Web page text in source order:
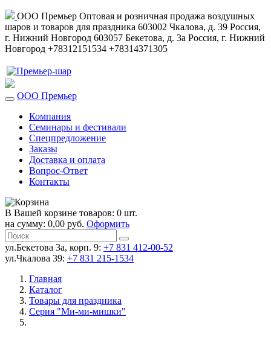
ООО Премьер Оптовая и розничная продажа воздушных
шаров и товаров для праздника 603002 Чкалова, д. 39 Россия,
г. Нижний Новгород 603057 Бекетова, д. 3а Россия, г. Нижний
Новгород +78312151534 +78314371305
ООО Премьер
Компания
Семинары и фестивали
Спецпредложение
Заказы
Доставка и оплата
Вопрос-Ответ
Контакты
В Вашей корзине товаров: 0 шт.
на сумму: 0,00 руб. Оформить
ул.Бекетова 3а, корп. 9: +7 831 412-00-52
ул.Чкалова 39: +7 831 215-1534
Главная
Каталог
Товары для праздника
Серия "Ми-ми-мишки"